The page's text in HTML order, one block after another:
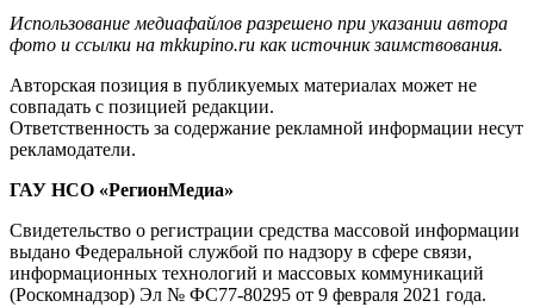
Использование медиафайлов разрешено при указании автора
фото и ссылки на mkkupino.ru как источник заимствования.
Авторская позиция в публикуемых материалах может не
совпадать с позицией редакции.
Ответственность за содержание рекламной информации несут
рекламодатели.
ГАУ НСО «РегионМедиа»
Свидетельство о регистрации средства массовой информации
выдано Федеральной службой по надзору в сфере связи,
информационных технологий и массовых коммуникаций
(Роскомнадзор) Эл № ФС77-80295 от 9 февраля 2021 года.